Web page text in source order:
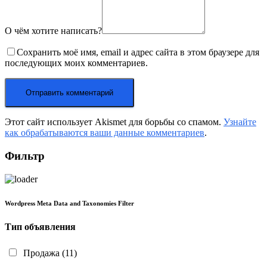
О чём хотите написать?
Сохранить моё имя, email и адрес сайта в этом браузере для
последующих моих комментариев.
Этот сайт использует Akismet для борьбы со спамом. Узнайте
как обрабатываются ваши данные комментариев.
Фильтр
Wordpress Meta Data and Taxonomies Filter
Тип объявления
Продажа (11)